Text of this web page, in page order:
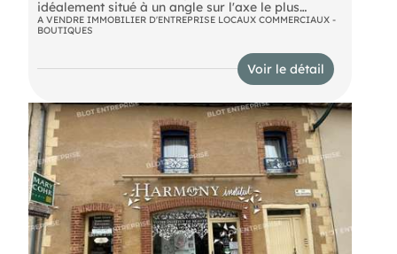
idéalement situé à un angle sur l'axe le plus
passant de la ville (plus de 10000 véhicules par
jour). Implanté dans une petite copropriété (5 lots,
vente de 60m² et d'un bureau avec WC. Possibilité
de doubler la surface en achetant le sous-sol
indépendant. Pas de restauration. A saisir, rare sur
Redon!
A VENDRE IMMOBILIER D'ENTREPRISE LOCAUX COMMERCIAUX -
BOUTIQUES
Voir le détail